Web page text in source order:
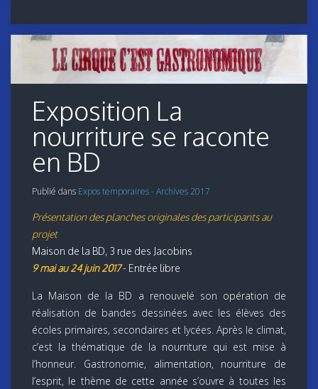
Exposition La
nourriture se raconte
en BD
Publié dans Expos temporaires - Archives 2017
Présentation des planches originales des participants au
projet
Maison de la BD, 3 rue des Jacobins
9 mai au 24 juin 2017- Entrée libre
La Maison de la BD a renouvelé son opération de
réalisation de bandes dessinées avec les élèves des
écoles primaires, secondaires et lycées. Après le climat,
c’est la thématique de la nourriture qui est mise à
l’honneur. Gastronomie, alimentation, nourriture de
l’esprit, le thème de cette année s’ouvre à toutes les